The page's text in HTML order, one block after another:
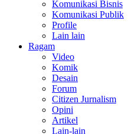
Komunikasi Bisnis
Komunikasi Publik
Profile
Lain lain
Ragam
Video
Komik
Desain
Forum
Citizen Jurnalism
Opini
Artikel
Lain-lain